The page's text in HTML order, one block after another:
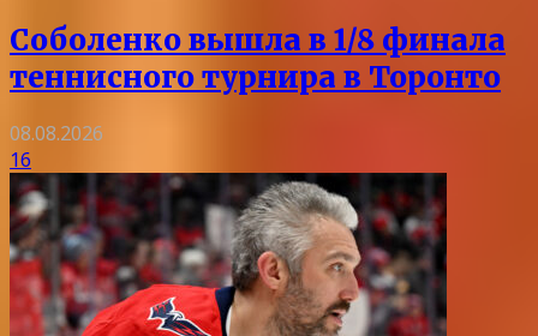
Соболенко вышла в 1/8 финала
теннисного турнира в Торонто
08.08.2026
16